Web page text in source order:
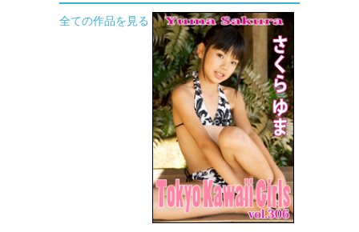
全ての作品を見る